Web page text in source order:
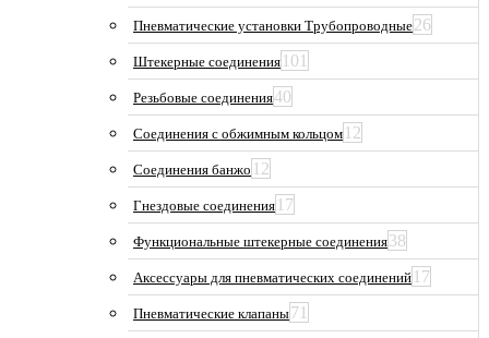
Пневматические установки Трубопроводные26
Штекерные соединения 101
Резьбовые соединения40
Соединения с обжимным кольцом 12
Соединения банжо 12
Гнездовые соединения 17
Функциональные штекерные соединения38
Аксессуары для пневматических соединений 17
Пневматические клапаны71